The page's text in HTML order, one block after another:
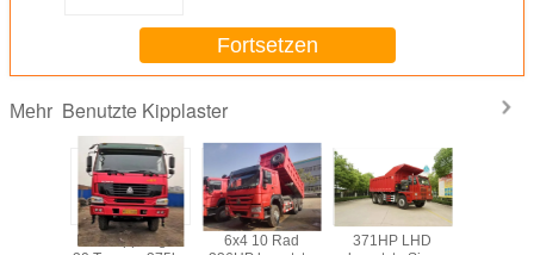
Fortsetzen
Mehr Benutzte Kipplaster
Handkippwagen
6x4 10 Rad
371HP LHD